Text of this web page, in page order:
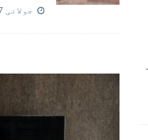
جولائی 27, 2022